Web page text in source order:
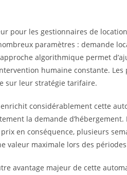
pour les gestionnaires de
paramètres : demande
algorithmique permet
humaine constante.
sur leur stratégie tarifaire.
considérablement cette
la demande d’hébergement.
en conséquence, plusieurs
valeur maximale lors des
avantage majeur de cette